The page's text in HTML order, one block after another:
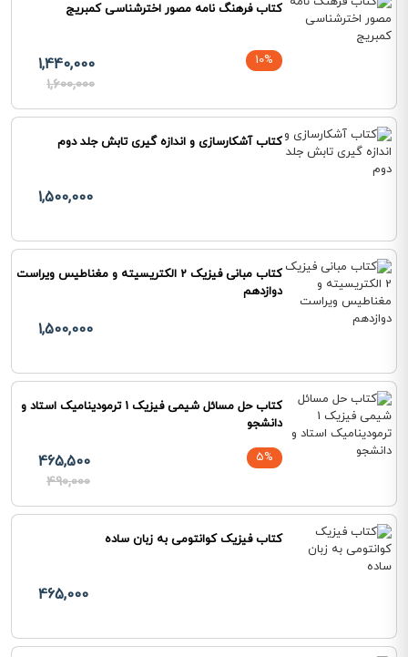
کتاب فرهنگ نامه مصور اخترشناسی کمبریج
10%
1,440,000
1,600,000
کتاب آشکارسازی و اندازه گیری تابش جلد دوم
1,500,000
کتاب مبانی فیزیک 2 الکتریسیته و مغناطیس ویراست
دوازدهم
1,500,000
کتاب حل مسائل شیمی فیزیک 1 ترمودینامیک استاد و
دانشجو
5%
465,500
490,000
کتاب فیزیک کوانتومی به زبان ساده
465,000